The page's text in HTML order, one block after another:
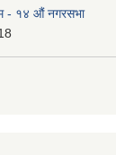
- १४ औं नगरसभा